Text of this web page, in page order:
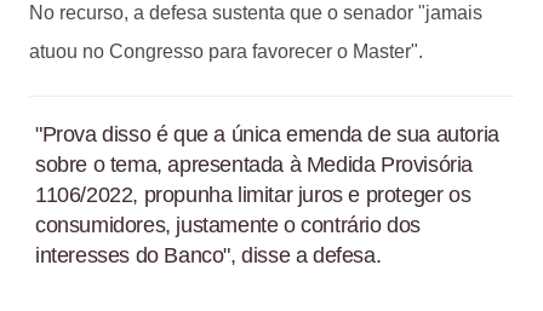
No recurso, a defesa sustenta que o senador "jamais
atuou no Congresso para favorecer o Master".
"Prova disso é que a única emenda de sua autoria
sobre o tema, apresentada à Medida Provisória
1106/2022, propunha limitar juros e proteger os
consumidores, justamente o contrário dos
interesses do Banco", disse a defesa.